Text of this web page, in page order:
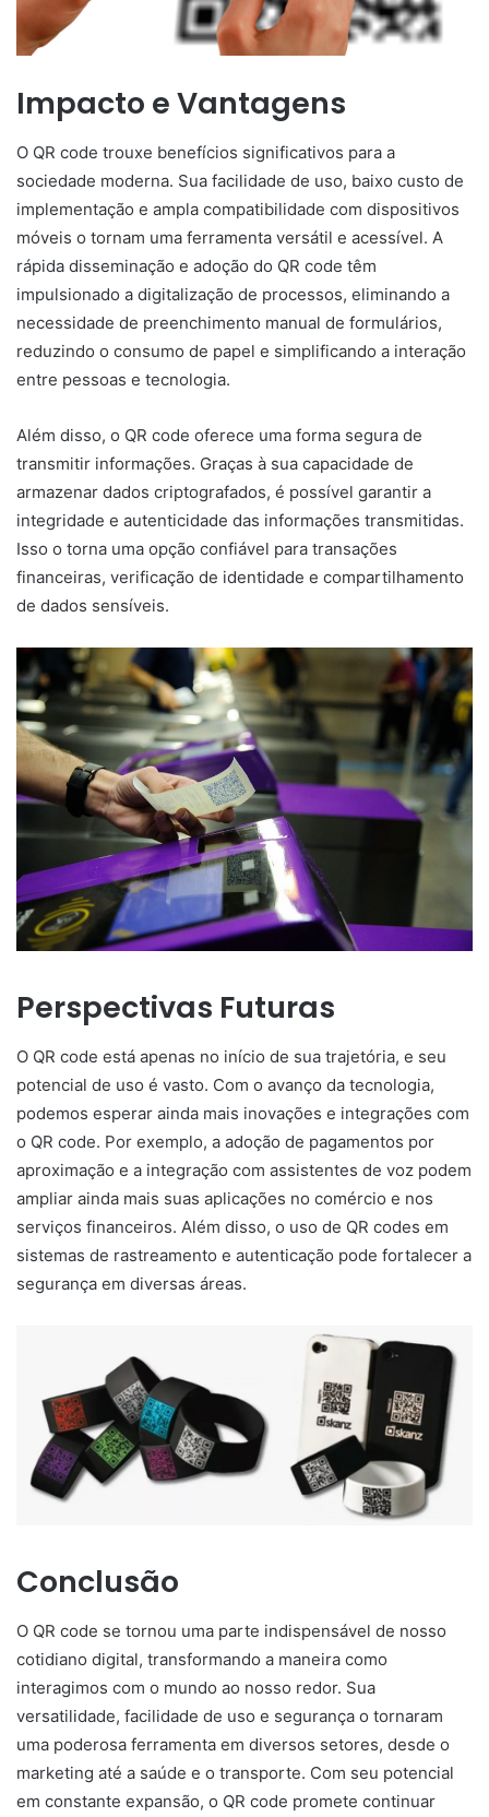
Impacto e Vantagens
O QR code trouxe benefícios significativos para a
sociedade moderna. Sua facilidade de uso, baixo custo de
implementação e ampla compatibilidade com dispositivos
móveis o tornam uma ferramenta versátil e acessível. A
rápida disseminação e adoção do QR code têm
impulsionado a digitalização de processos, eliminando a
necessidade de preenchimento manual de formulários,
reduzindo o consumo de papel e simplificando a interação
entre pessoas e tecnologia.
Além disso, o QR code oferece uma forma segura de
transmitir informações. Graças à sua capacidade de
armazenar dados criptografados, é possível garantir a
integridade e autenticidade das informações transmitidas.
Isso o torna uma opção confiável para transações
financeiras, verificação de identidade e compartilhamento
de dados sensíveis.
Perspectivas Futuras
O QR code está apenas no início de sua trajetória, e seu
potencial de uso é vasto. Com o avanço da tecnologia,
podemos esperar ainda mais inovações e integrações com
o QR code. Por exemplo, a adoção de pagamentos por
aproximação e a integração com assistentes de voz podem
ampliar ainda mais suas aplicações no comércio e nos
serviços financeiros. Além disso, o uso de QR codes em
sistemas de rastreamento e autenticação pode fortalecer a
segurança em diversas áreas.
Conclusão
O QR code se tornou uma parte indispensável de nosso
cotidiano digital, transformando a maneira como
interagimos com o mundo ao nosso redor. Sua
versatilidade, facilidade de uso e segurança o tornaram
uma poderosa ferramenta em diversos setores, desde o
marketing até a saúde e o transporte. Com seu potencial
em constante expansão, o QR code promete continuar